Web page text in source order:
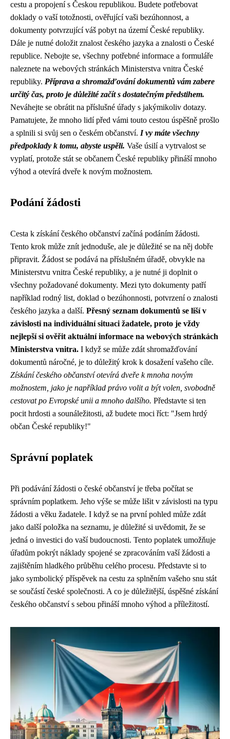
cestu a propojení s Českou republikou. Budete potřebovat
doklady o vaší totožnosti, ověřující vaši bezúhonnost, a
dokumenty potvrzující váš pobyt na území České republiky.
Dále je nutné doložit znalost českého jazyka a znalosti o České
republice. Nebojte se, všechny potřebné informace a formuláře
naleznete na webových stránkách Ministerstva vnitra České
republiky. Příprava a shromažďování dokumentů vám zabere
určitý čas, proto je důležité začít s dostatečným předstihem.
Neváhejte se obrátit na příslušné úřady s jakýmikoliv dotazy.
Pamatujete, že mnoho lidí před vámi touto cestou úspěšně prošlo
a splnili si svůj sen o českém občanství. I vy máte všechny
předpoklady k tomu, abyste uspěli. Vaše úsilí a vytrvalost se
vyplatí, protože stát se občanem České republiky přináší mnoho
výhod a otevírá dveře k novým možnostem.
Podání žádosti
Cesta k získání českého občanství začíná podáním žádosti.
Tento krok může znít jednoduše, ale je důležité se na něj dobře
připravit. Žádost se podává na příslušném úřadě, obvykle na
Ministerstvu vnitra České republiky, a je nutné ji doplnit o
všechny požadované dokumenty. Mezi tyto dokumenty patří
například rodný list, doklad o bezúhonnosti, potvrzení o znalosti
českého jazyka a další. Přesný seznam dokumentů se liší v
závislosti na individuální situaci žadatele, proto je vždy
nejlepší si ověřit aktuální informace na webových stránkách
Ministerstva vnitra. I když se může zdát shromažďování
dokumentů náročné, je to důležitý krok k dosažení vašeho cíle.
Získání českého občanství otevírá dveře k mnoha novým
možnostem, jako je například právo volit a být volen, svobodně
cestovat po Evropské unii a mnoho dalšího. Představte si ten
pocit hrdosti a sounáležitosti, až budete moci říct: "Jsem hrdý
občan České republiky!"
Správní poplatek
Při podávání žádosti o české občanství je třeba počítat se
správním poplatkem. Jeho výše se může lišit v závislosti na typu
žádosti a věku žadatele. I když se na první pohled může zdát
jako další položka na seznamu, je důležité si uvědomit, že se
jedná o investici do vaší budoucnosti. Tento poplatek umožňuje
úřadům pokrýt náklady spojené se zpracováním vaší žádosti a
zajištěním hladkého průběhu celého procesu. Představte si to
jako symbolický příspěvek na cestu za splněním vašeho snu stát
se součástí české společnosti. A co je důležitější, úspěšné získání
českého občanství s sebou přináší mnoho výhod a příležitostí.